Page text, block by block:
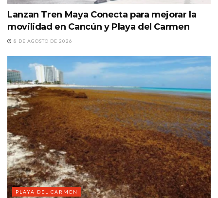
Lanzan Tren Maya Conecta para mejorar la
movilidad en Cancún y Playa del Carmen
8 DE AGOSTO DE 2026
PLAYA DEL CARMEN